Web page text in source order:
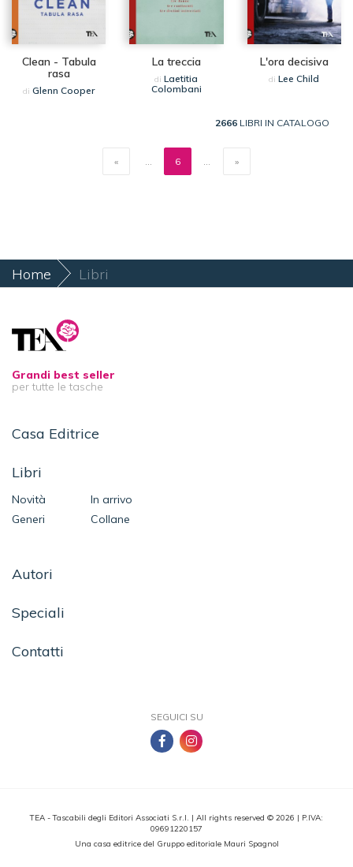
Clean - Tabula
rasa
diGlenn Cooper
La treccia
diLaetitia
Colombani
L'ora decisiva
diLee Child
2666 LIBRI IN CATALOGO
« »
6
Home Libri
Grandi best seller
per tutte le tasche
Casa Editrice
Libri
Novità
In arrivo
Generi
Collane
Autori
Speciali
Contatti
SEGUICI SU
TEA - Tascabili degli Editori Associati S.r.l. | All rights reserved © 2026 | P.IVA:
09691220157
Una casa editrice del Gruppo editoriale Mauri Spagnol